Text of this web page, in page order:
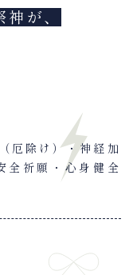
が、
厄除け）・神経加
全祈願・心身健全